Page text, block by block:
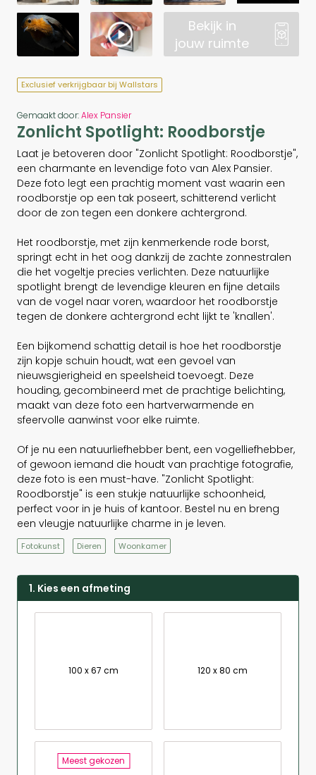
Bekijk in
jouw ruimte
Exclusief verkrijgbaar bij Wallstars
Gemaakt door:Alex Pansier
Zonlicht Spotlight: Roodborstje
Laat je betoveren door "Zonlicht Spotlight: Roodborstje",
een charmante en levendige foto van Alex Pansier.
Deze foto legt een prachtig moment vast waarin een
roodborstje op een tak poseert, schitterend verlicht
door de zon tegen een donkere achtergrond.
Het roodborstje, met zijn kenmerkende rode borst,
springt echt in het oog dankzij de zachte zonnestralen
die het vogeltje precies verlichten. Deze natuurlijke
spotlight brengt de levendige kleuren en fijne details
van de vogel naar voren, waardoor het roodborstje
tegen de donkere achtergrond echt lijkt te 'knallen'.
Een bijkomend schattig detail is hoe het roodborstje
zijn kopje schuin houdt, wat een gevoel van
nieuwsgierigheid en speelsheid toevoegt. Deze
houding, gecombineerd met de prachtige belichting,
maakt van deze foto een hartverwarmende en
sfeervolle aanwinst voor elke ruimte.
Of je nu een natuurliefhebber bent, een vogelliefhebber,
of gewoon iemand die houdt van prachtige fotografie,
deze foto is een must-have. "Zonlicht Spotlight:
Roodborstje" is een stukje natuurlijke schoonheid,
perfect voor in je huis of kantoor. Bestel nu en breng
een vleugje natuurlijke charme in je leven.
Fotokunst Dieren Woonkamer
1. Kies een afmeting
100 x 67 cm 120 x 80 cm
Meest gekozen